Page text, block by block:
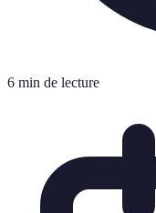
6 min de lecture